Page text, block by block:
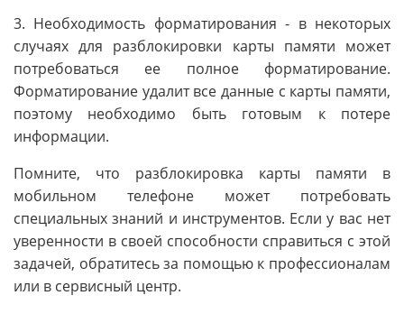
3. Необходимость форматирования - в некоторых
случаях для разблокировки карты памяти может
потребоваться ее полное форматирование.
Форматирование удалит все данные с карты памяти,
поэтому необходимо быть готовым к потере
информации.
Помните, что разблокировка карты памяти в
мобильном телефоне может потребовать
специальных знаний и инструментов. Если у вас нет
уверенности в своей способности справиться с этой
задачей, обратитесь за помощью к профессионалам
или в сервисный центр.